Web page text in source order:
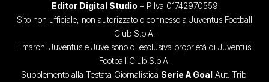
Editor Digital Studio – P.Iva 01742970559
Sito non ufficiale, non autorizzato o connesso a Juventus Football
Club S.p.A.
I marchi Juventus e Juve sono di esclusiva proprietà di Juventus
Football Club S.p.A.
Supplemento alla Testata Giornalistica Serie A Goal Aut. Trib.